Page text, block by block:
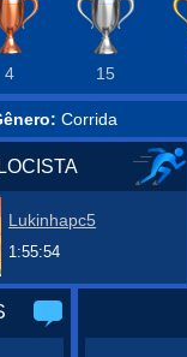
4 15
Corrida
Lukinhapc5
1:55:54